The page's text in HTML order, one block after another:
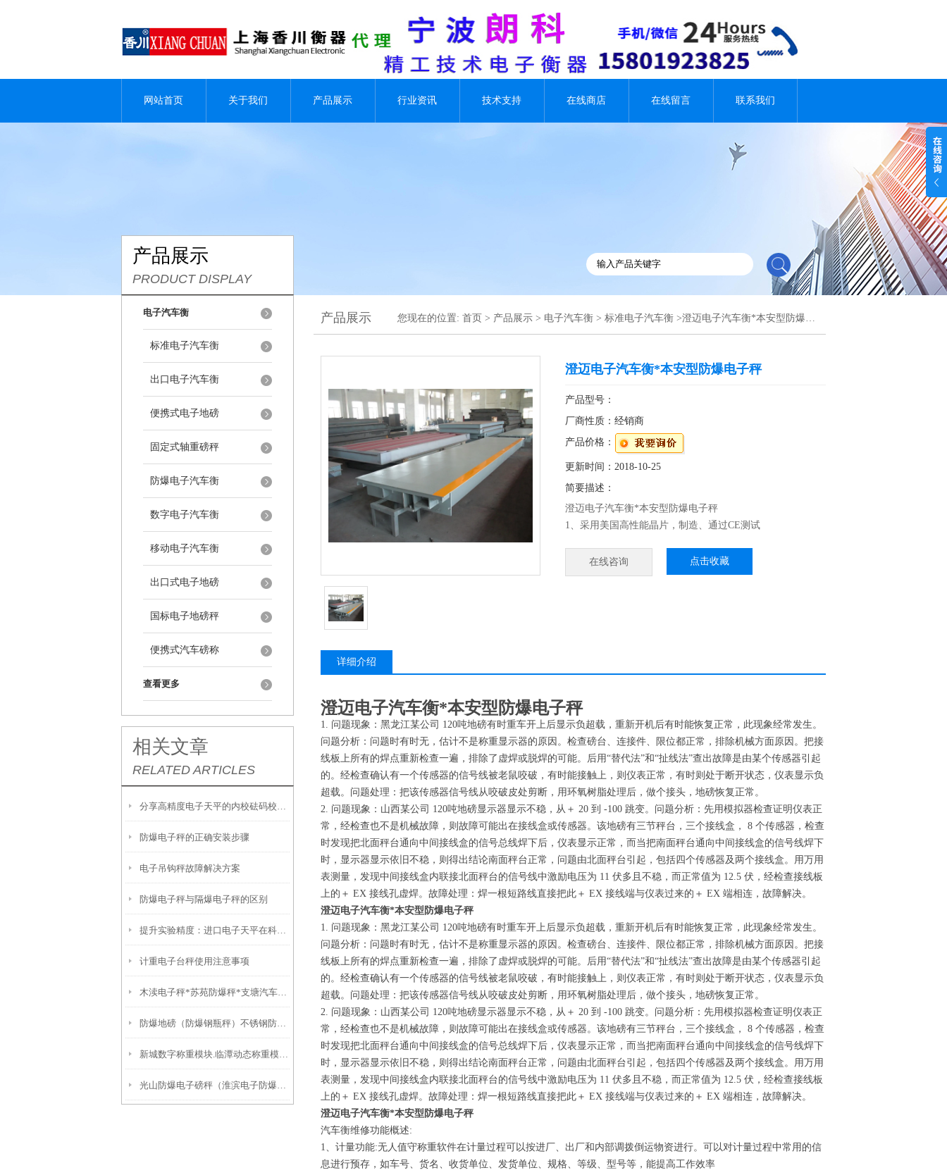
网站首页 关于我们 产品展示 行业资讯 技术支持 在线商店 在线留言 联系我们
产品展示
PRODUCT DISPLAY
电子汽车衡
标准电子汽车衡
出口电子汽车衡
便携式电子地磅
固定式轴重磅秤
防爆电子汽车衡
数字电子汽车衡
移动电子汽车衡
出口式电子地磅
国标电子地磅秤
便携式汽车磅称
查看更多
相关文章
RELATED ARTICLES
分享高精度电子天平的内校砝码校正的方法
防爆电子秤的正确安装步骤
电子吊钩秤故障解决方案
防爆电子秤与隔爆电子秤的区别
提升实验精度：进口电子天平在科研与工业中的应用
计重电子台秤使用注意事项
木渎电子秤*苏苑防爆秤*支塘汽车衡*香山无人值守地磅*郭巷电子汽车衡
防爆地磅（防爆钢瓶秤）不锈钢防爆叉车秤维修
新城数字称重模块.临潭动态称重模块.武川反应釜称重模块选购注意事项
光山防爆电子磅秤（淮滨电子防爆桌秤）潢川电子防爆称基本功能
产品展示 您现在的位置: 首页 > 产品展示 > 电子汽车衡 > 标准电子汽车衡 >澄迈电子汽车衡*本安型防爆电子秤
澄迈电子汽车衡*本安型防爆电子秤
产品型号：
厂商性质：经销商
产品价格：
更新时间：2018-10-25
简要描述：
澄迈电子汽车衡*本安型防爆电子秤
1、采用美国高性能晶片，制造、通过CE测试
产品、肉食品、蔬菜等加工行业 3、外壳不锈刚材料制作，
美观、卫生、高档
在线咨询 点击收藏
详细介绍
澄迈电子汽车衡*本安型防爆电子秤
1. 问题现象：黑龙江某公司 120吨地磅有时重车开上后显示负超载，重新开机后有时能恢复正常，此现象经常发生。
问题分析：问题时有时无，估计不是称重显示器的原因。检查磅台、连接件、限位都正常，排除机械方面原因。把接
线板上所有的焊点重新检查一遍，排除了虚焊或脱焊的可能。后用“替代法”和“扯线法”查出故障是由某个传感器引起
的。经检查确认有一个传感器的信号线被老鼠咬破，有时能接触上，则仪表正常，有时则处于断开状态，仪表显示负
超载。问题处理：把该传感器信号线从咬破皮处剪断，用环氧树脂处理后，做个接头，地磅恢复正常。
2. 问题现象：山西某公司 120吨地磅显示器显示不稳，从＋ 20 到 -100 跳变。问题分析：先用模拟器检查证明仪表正
常，经检查也不是机械故障，则故障可能出在接线盒或传感器。该地磅有三节秤台，三个接线盒， 8 个传感器，检查
时发现把北面秤台通向中间接线盒的信号总线焊下后，仪表显示正常，而当把南面秤台通向中间接线盒的信号线焊下
时，显示器显示依旧不稳，则得出结论南面秤台正常，问题由北面秤台引起，包括四个传感器及两个接线盒。用万用
表测量，发现中间接线盒内联接北面秤台的信号线中激励电压为 11 伏多且不稳，而正常值为 12.5 伏，经检查接线板
上的＋ EX 接线孔虚焊。故障处理：焊一根短路线直接把此＋ EX 接线端与仪表过来的＋ EX 端相连，故障解决。
澄迈电子汽车衡*本安型防爆电子秤
1. 问题现象：黑龙江某公司 120吨地磅有时重车开上后显示负超载，重新开机后有时能恢复正常，此现象经常发生。
问题分析：问题时有时无，估计不是称重显示器的原因。检查磅台、连接件、限位都正常，排除机械方面原因。把接
线板上所有的焊点重新检查一遍，排除了虚焊或脱焊的可能。后用“替代法”和“扯线法”查出故障是由某个传感器引起
的。经检查确认有一个传感器的信号线被老鼠咬破，有时能接触上，则仪表正常，有时则处于断开状态，仪表显示负
超载。问题处理：把该传感器信号线从咬破皮处剪断，用环氧树脂处理后，做个接头，地磅恢复正常。
2. 问题现象：山西某公司 120吨地磅显示器显示不稳，从＋ 20 到 -100 跳变。问题分析：先用模拟器检查证明仪表正
常，经检查也不是机械故障，则故障可能出在接线盒或传感器。该地磅有三节秤台，三个接线盒， 8 个传感器，检查
时发现把北面秤台通向中间接线盒的信号总线焊下后，仪表显示正常，而当把南面秤台通向中间接线盒的信号线焊下
时，显示器显示依旧不稳，则得出结论南面秤台正常，问题由北面秤台引起，包括四个传感器及两个接线盒。用万用
表测量，发现中间接线盒内联接北面秤台的信号线中激励电压为 11 伏多且不稳，而正常值为 12.5 伏，经检查接线板
上的＋ EX 接线孔虚焊。故障处理：焊一根短路线直接把此＋ EX 接线端与仪表过来的＋ EX 端相连，故障解决。
澄迈电子汽车衡*本安型防爆电子秤
汽车衡维修功能概述:
1、计量功能:无人值守称重软件在计量过程可以按进厂、出厂和内部调拨倒运物资进行。可以对计量过程中常用的信
息进行预存，如车号、货名、收货单位、发货单位、规格、等级、型号等，能提高工作效率